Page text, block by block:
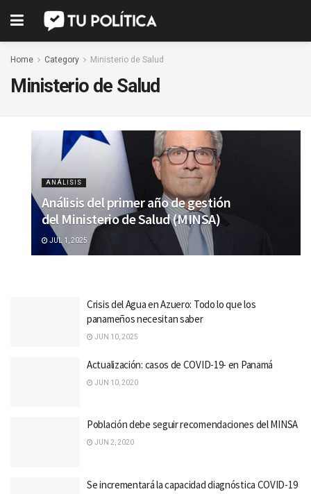
Home Category Ministerio de Salud
Ministerio de Salud
ANÁLISIS
Análisis del primer año de gestión
del Ministerio de Salud (MINSA)
JUL 1, 2025
Crisis del Agua en Azuero: Todo lo que los
panameños necesitan saber
JUN 10, 2025
Actualización: casos de COVID-19- en Panamá
JUN 10, 2020
Población debe seguir recomendaciones del MINSA
JUN 2, 2020
Se incrementará la capacidad diagnóstica COVID-19